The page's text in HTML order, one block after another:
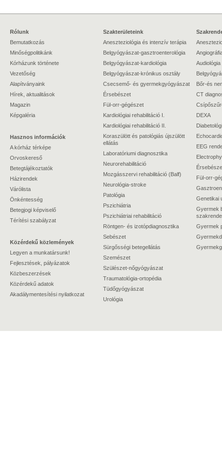
Rólunk
Bemutatkozás
Minőségpolitikánk
Kórházunk története
Vezetőség
Alapítványaink
Hírek, aktualitások
Magazin
Képgaléria
Hasznos információk
A kórház térképe
Orvoskereső
Betegtájékoztatók
Házirendek
Várólista
Önkéntesség
Betegjogi képviselő
Térítési szabályzat
Közérdekű közlemények
Legyen a munkatársunk!
Fejlesztések, pályázatok
Közbeszerzések
Közérdekű adatok
Akadálymentesítési nyilatkozat
Szakterületeink
Aneszteziológia és intenzív terápia
Belgyógyászat-gasztroenterológia
Belgyógyászat-kardiológia
Belgyógyászat-krónikus osztály
Csecsemő- és gyermekgyógyászat
Érsebészet
Fül-orr-gégészet
Kardiológiai rehabilitáció I.
Kardiológiai rehabilitáció II.
Koraszülött és patológiás újszülött
ellátás
Laboratóriumi diagnosztika
Neurorehabilitáció
Mozgásszervi rehabilitáció (Balf)
Neurológia-stroke
Patológia
Pszichiátria
Pszichiátriai rehabilitáció
Röntgen- és izotópdiagnosztika
Sebészet
Sürgősségi betegellátás
Szemészet
Szülészet-nőgyógyászat
Traumatológia-ortopédia
Tüdőgyógyászat
Urológia
Audiológia
Bőr-és
CT
DEXA
EEG
Fül-orr-
Genetikai
Gyermek
Gyermek